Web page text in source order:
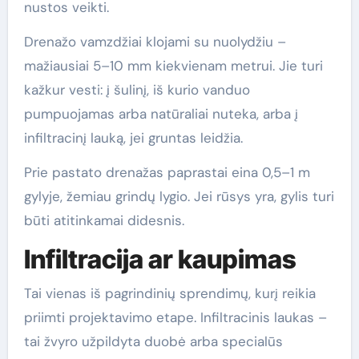
nustos veikti.
Drenažo vamzdžiai klojami su nuolydžiu –
mažiausiai 5–10 mm kiekvienam metrui. Jie turi
kažkur vesti: į šulinį, iš kurio vanduo
pumpuojamas arba natūraliai nuteka, arba į
infiltracinį lauką, jei gruntas leidžia.
Prie pastato drenažas paprastai eina 0,5–1 m
gylyje, žemiau grindų lygio. Jei rūsys yra, gylis turi
būti atitinkamai didesnis.
Infiltracija ar kaupimas
Tai vienas iš pagrindinių sprendimų, kurį reikia
priimti projektavimo etape. Infiltracinis laukas –
tai žvyro užpildyta duobė arba specialūs